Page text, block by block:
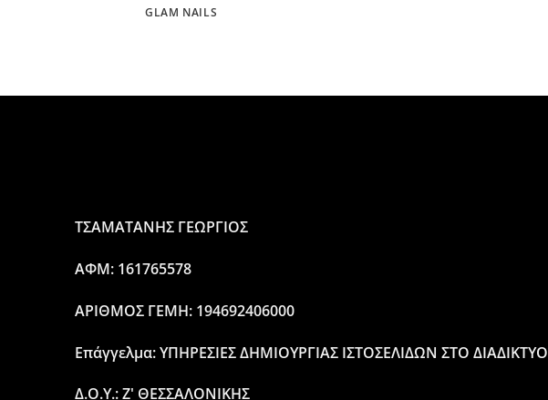
GLAM NAILS
ΤΣΑΜΑΤΑΝΗΣ ΓΕΩΡΓΙΟΣ
ΑΦΜ: 161765578
ΑΡΙΘΜΟΣ ΓΕΜΗ: 194692406000
Επάγγελμα: ΥΠΗΡΕΣΙΕΣ ΔΗΜΙΟΥΡΓΙΑΣ ΙΣΤΟΣΕΛΙΔΩΝ ΣΤΟ ΔΙΑΔΙΚΤΥΟ
Δ.Ο.Υ.: Ζ' ΘΕΣΣΑΛΟΝΙΚΗΣ